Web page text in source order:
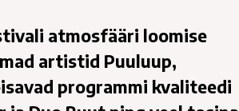
atmosfääri loomise
artistid Puuluup,
programmi kvaliteedi